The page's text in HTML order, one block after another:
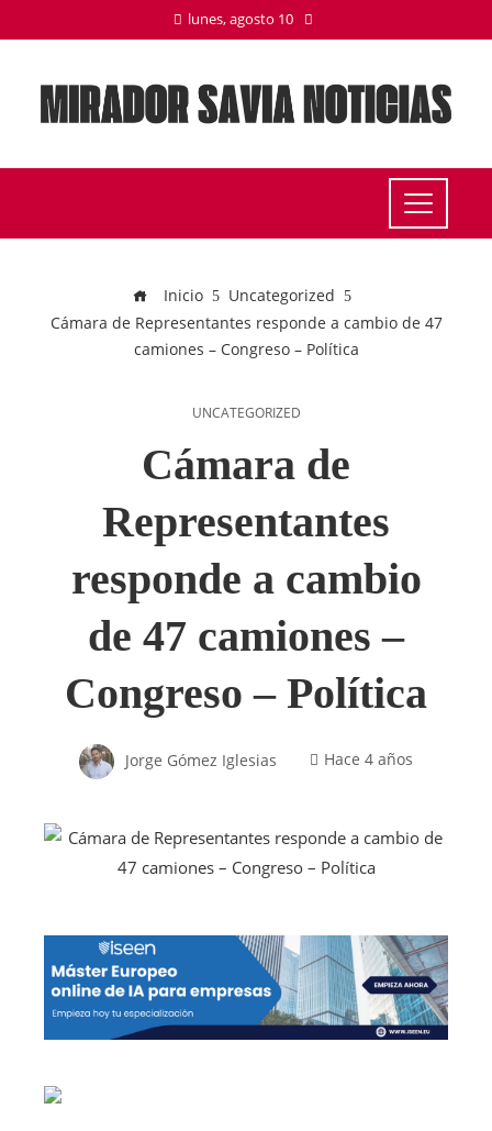
lunes, agosto 10
Inicio
Uncategorized
Cámara de Representantes responde a cambio de 47
camiones – Congreso – Política
UNCATEGORIZED
Cámara de
Representantes
responde a cambio
de 47 camiones –
Congreso – Política
Jorge Gómez Iglesias Hace 4 años